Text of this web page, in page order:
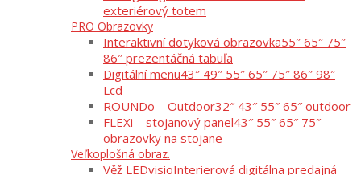
exteriérový totem
PRO Obrazovky
Interaktivní dotyková obrazovka55″ 65″ 75″
86″ prezentáčná tabuľa
Digitální menu43″ 49″ 55″ 65″ 75″ 86″ 98″
Lcd
ROUNDo – Outdoor32″ 43″ 55″ 65″ outdoor
FLEXi – stojanový panel43″ 55″ 65″ 75″
obrazovky na stojane
Veľkoplošná obraz.
Věž LEDvisioInterierová digitálna predajná